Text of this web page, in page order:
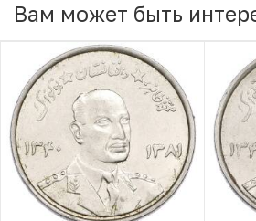
Вам может быть